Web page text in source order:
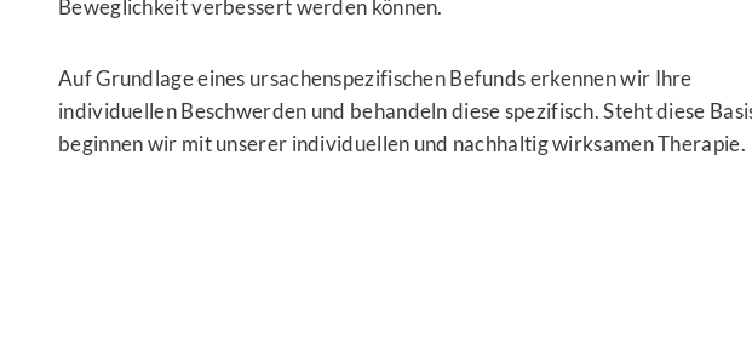
Beweglichkeit verbessert werden können.
Auf Grundlage eines ursachenspezifischen Befunds erkennen wir Ihre
individuellen Beschwerden und behandeln diese spezifisch. Steht diese
beginnen wir mit unserer individuellen und nachhaltig wirksamen Therapie.